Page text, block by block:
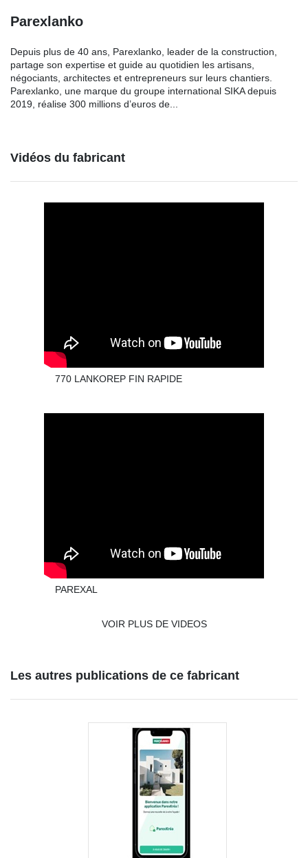
Parexlanko
Depuis plus de 40 ans, Parexlanko, leader de la construction,
partage son expertise et guide au quotidien les artisans,
négociants, architectes et entrepreneurs sur leurs chantiers.
Parexlanko, une marque du groupe international SIKA depuis
2019, réalise 300 millions d’euros de...
Vidéos du fabricant
770 LANKOREP FIN RAPIDE
PAREXAL
VOIR PLUS DE VIDEOS
Les autres publications de ce fabricant